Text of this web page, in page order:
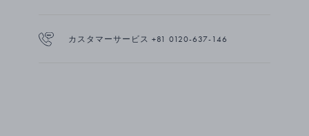
カスタマーサービス +81 0120-637-146